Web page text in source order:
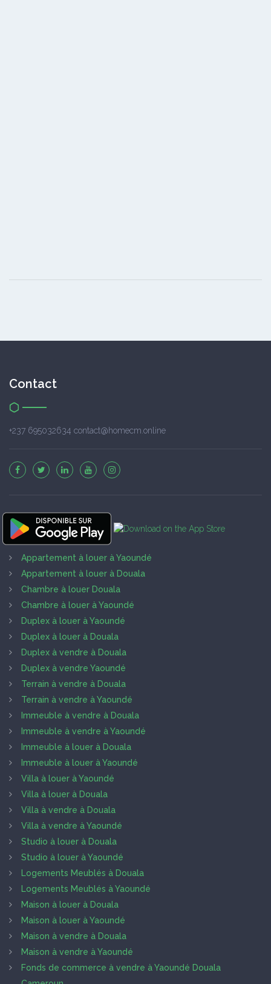
Contact
+237 695032634 contact@homecm.online
Appartement à louer à Yaoundé
Appartement à louer à Douala
Chambre à louer Douala
Chambre à louer à Yaoundé
Duplex à louer à Yaoundé
Duplex à louer à Douala
Duplex à vendre à Douala
Duplex à vendre Yaoundé
Terrain à vendre à Douala
Terrain à vendre à Yaoundé
Immeuble à vendre à Douala
Immeuble à vendre à Yaoundé
Immeuble à louer à Douala
Immeuble à louer à Yaoundé
Villa à louer à Yaoundé
Villa à louer à Douala
Villa à vendre à Douala
Villa à vendre à Yaoundé
Studio à louer à Douala
Studio à louer à Yaoundé
Logements Meublés à Douala
Logements Meublés à Yaoundé
Maison à louer à Douala
Maison à louer à Yaoundé
Maison à vendre à Douala
Maison à vendre à Yaoundé
Fonds de commerce à vendre à Yaoundé Douala